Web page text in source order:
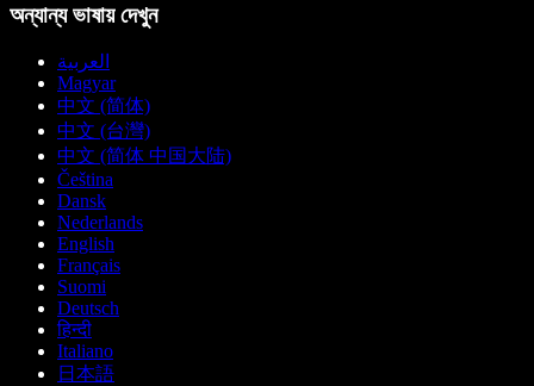
অন্যান্য ভাষায় দেখুন
العربية
Magyar
中文 (简体)
中文 (台灣)
中文 (简体 中国大陆)
Čeština
Dansk
Nederlands
English
Français
Suomi
Deutsch
हिन्दी
Italiano
日本語